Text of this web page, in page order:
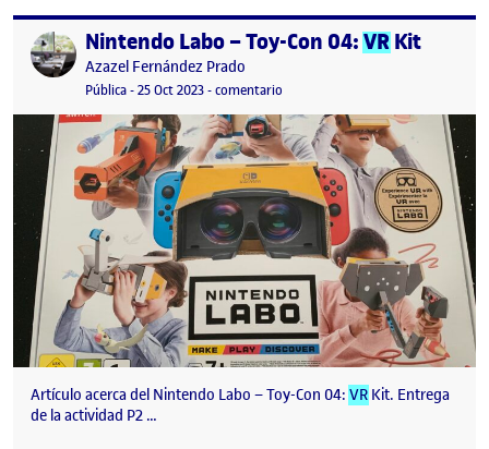
Publicado porNintendo Labo – Toy-Con 04:VRKit
Publicado por
Azazel Fernández Prado
Visibilidad:
Pública-Fecha de publicación
25 Oct 20232 marzo, 2024 5:59 pm
-comentario
Artículo acerca del Nintendo Labo – Toy-Con 04: VR Kit. Entrega
de la actividad P2 …